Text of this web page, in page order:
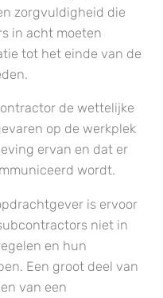
zorgvuldigheid die
in acht moeten
tot het einde van de
de wettelijke
op de werkplek
ervan en dat er
wordt.
is ervoor
niet in
en hun
Een groot deel van
van een